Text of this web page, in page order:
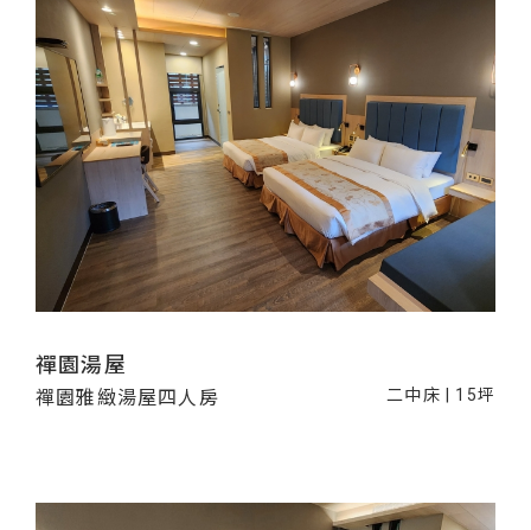
禪園湯屋
禪園雅緻湯屋四人房 二中床 | 15坪